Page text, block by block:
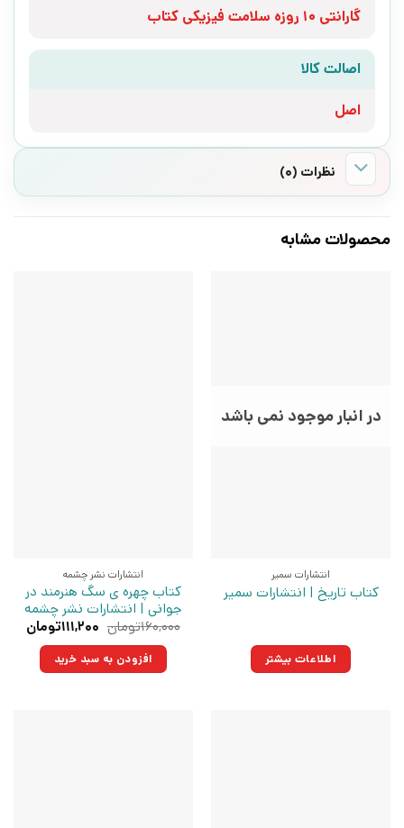
گارانتی 10 روزه سلامت فیزیکی کتاب
اصالت کالا
اصل
نظرات (0)
محصولات مشابه
در انبار موجود نمی باشد
انتشارات سمیر
کتاب تاریخ | انتشارات سمیر
اطلاعات بیشتر
انتشارات نشر چشمه
کتاب چهره ی سگ هنرمند در
جوانی | انتشارات نشر چشمه
۱۶۰,۰۰۰تومان قیمت
۱۶۰,۰۰۰تومان
بود.
۱۱۱,۲۰۰تومان
افزودن به سبد خرید